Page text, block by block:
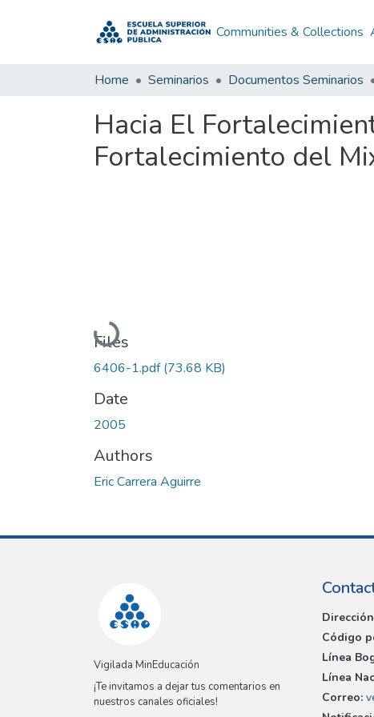
Communities & Collections
Home Seminarios Documentos Seminarios
Hacia El
Fortalecimiento del
Loading...
Files
6406-1.pdf(73.68 KB)
Date
2005
Authors
Eric Carrera Aguirre
Vigilada MinEducación
¡Te invitamos a dejar tus comentarios en
nuestros canales oficiales!
Código
Línea
Línea
Correo: